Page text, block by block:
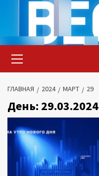
содержимому
меню
ГЛАВНАЯ 2024 МАРТ 29
День: 29.03.2024